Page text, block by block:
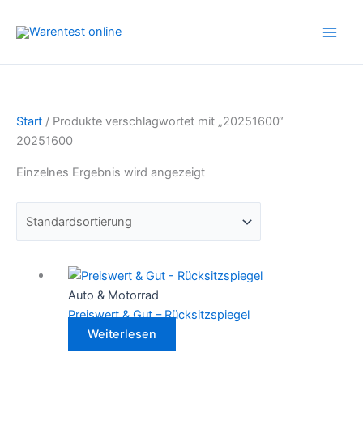
Inhalt
Start / Produkte verschlagwortet mit „20251600“
20251600
Einzelnes Ergebnis wird angezeigt
Auto & Motorrad
Preiswert & Gut – Rücksitzspiegel
Weiterlesen